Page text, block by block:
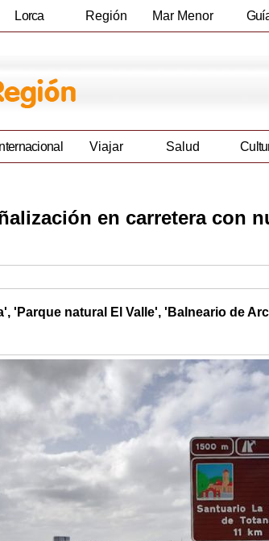
Lorca Región Mar Menor
Internacional Viajar Salud
en carretera con
'Parque natural El Valle', 'Balneario de